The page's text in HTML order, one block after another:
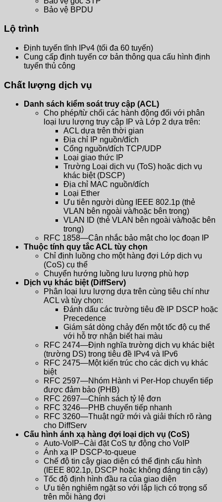
Bảo vệ BPDU
Lộ trình
Định tuyến tĩnh IPv4 (tối đa 60 tuyến)
Cung cấp định tuyến cơ bản thông qua cấu hình định
tuyến thủ công
Chất lượng dịch vụ
Danh sách kiểm soát truy cập (ACL)
Cho phép/từ chối các hành động đối với phân
loại lưu lượng truy cập IP và Lớp 2 dựa trên:
ACL dựa trên thời gian
Địa chỉ IP nguồn/đích
Cổng nguồn/đích TCP/UDP
Loại giao thức IP
Trường Loại dịch vụ (ToS) hoặc dịch vụ
khác biệt (DSCP)
Địa chỉ MAC nguồn/đích
Loại Ether
Ưu tiên người dùng IEEE 802.1p (thẻ
VLAN bên ngoài và/hoặc bên trong)
VLAN ID (thẻ VLAN bên ngoài và/hoặc bên
trong)
RFC 1858—Cân nhắc bảo mật cho lọc đoạn IP
Thuộc tính quy tắc ACL tùy chọn
Chỉ định luồng cho một hàng đợi Lớp dịch vụ
(CoS) cụ thể
Chuyển hướng luồng lưu lượng phù hợp
Dịch vụ khác biệt (DiffServ)
Phân loại lưu lượng dựa trên cùng tiêu chí như
ACL và tùy chọn:
Đánh dấu các trường tiêu đề IP DSCP hoặc
Precedence
Giám sát dòng chảy đến một tốc độ cụ thể
với hỗ trợ nhận biết hai màu
RFC 2474—Định nghĩa trường dịch vụ khác biệt
(trường DS) trong tiêu đề IPv4 và IPv6
RFC 2475—Một kiến ​​trúc cho các dịch vụ khác
biệt
RFC 2597—Nhóm Hành vi Per-Hop chuyển tiếp
được đảm bảo (PHB)
RFC 2697—Chính sách tỷ lệ đơn
RFC 3246—PHB chuyển tiếp nhanh
RFC 3260—Thuật ngữ mới và giải thích rõ ràng
cho DiffServ
Cấu hình ánh xạ hàng đợi loại dịch vụ (CoS)
Auto-VoIP–Cài đặt CoS tự động cho VoIP
Ánh xạ IP DSCP-to-queue
Chế độ tin cậy giao diện có thể định cấu hình
(IEEE 802.1p, DSCP hoặc không đáng tin cậy)
Tốc độ định hình đầu ra của giao diện
Ưu tiên nghiêm ngặt so với lập lịch có trọng số
trên mỗi hàng đợi